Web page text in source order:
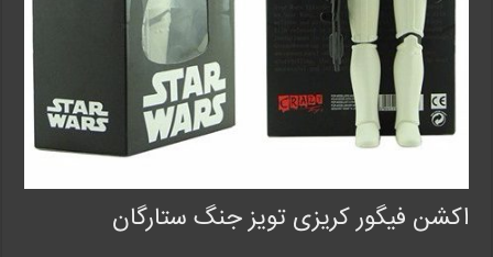
اکشن فیگور کریزی تویز جنگ ستارگان